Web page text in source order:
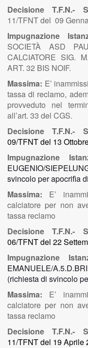
Decisione T.F.N.-
11/TFNT del 09
Impugnazione
SOCIETÀ ASD
CALCIATORE SIG.
ART. 32 BIS NOIF.
Massima: E’
tassa di reclamo,
provveduto nel
all’art. 33 del CGS.
Decisione T.F.N.-
09/TFNT del 13
Impugnazione
EUGENIO/
svincolo per apocrifìa
Massima: E’
calciatore per non
tassa reclamo
Decisione T.F.N.-
06/TFNT del 22
Impugnazione
EMANUELE/
(richiesta di svincolo
Massima: E’
calciatore per non
tassa reclamo
Decisione T.F.N.-
11/TFNT del 19 Aprile